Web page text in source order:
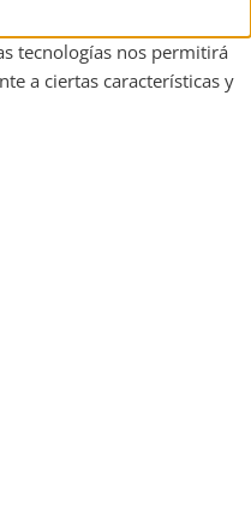
tecnologías nos permitirá
a ciertas características y